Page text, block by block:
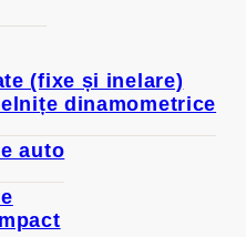
(fixe și inelare)
dinamometrice
auto